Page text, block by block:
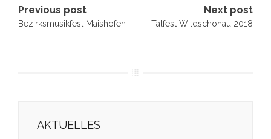
Post
navigation
Previous post
Bezirksmusikfest Maishofen
Next post
Talfest Wildschönau 2018
AKTUELLES